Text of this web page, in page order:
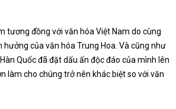
tương đồng với văn hóa Việt Nam do cùng
của văn hóa Trung Hoa. Và cũng như
Quốc đã đặt dấu ấn độc đáo của mình lên
làm cho chúng trở nên khác biệt so với văn